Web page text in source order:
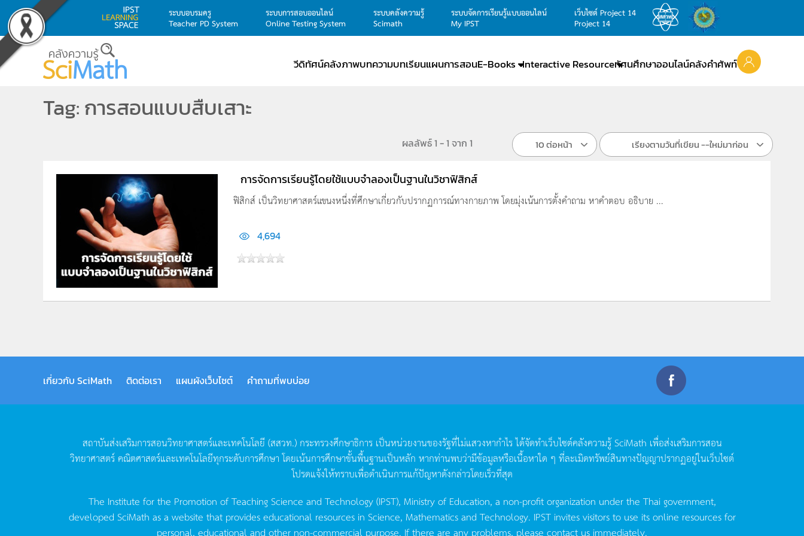
Skip to main content
ระบบอบรมครู
Teacher PD System
ระบบการสอบออนไลน์
Online Testing System
ระบบคลังความรู้
Scimath
ระบบจัดการเรียนรู้แบบออนไลน์
My IPST
เว็บไซต์ Project 14
Project 14
วีดิทัศน์คลังภาพบทความบทเรียนแผนการสอนE-Books Interactive Resourceทัศนศึกษาออนไลน์คลังคำศัพท์
Tag: การสอนแบบสืบเสาะ
ผลลัพธ์ 1 - 1 จาก 1 10 ต่อหน้า เรียงตามวันที่เขียน --ใหม่มาก่อน
การจัดการเรียนรู้โดยใช้แบบจำลองเป็นฐานในวิชาฟิสิกส์
ฟิสิกส์ เป็นวิทยาศาสตร์แขนงหนึ่งที่ศึกษาเกี่ยวกับปรากฏการณ์ทางกายภาพ โดยมุ่งเน้นการตั้งคำถาม หาคำตอบ อธิบาย ...
4,694
เกี่ยวกับ SciMath ติดต่อเรา แผนผังเว็บไซต์ คำถามที่พบบ่อย
สถาบันส่งเสริมการสอนวิทยาศาสตร์และเทคโนโลยี (สสวท.) กระทรวงศึกษาธิการ เป็นหน่วยงานของรัฐที่ไม่แสวงหากำไรได้จัดทำเว็บไซต์คลังความรู้SciMath เพื่อส่งเสริมการสอน
วิทยาศาสตร์คณิตศาสตร์และเทคโนโลยีทุกระดับการศึกษา โดยเน้นการศึกษาขั้นพื้นฐานเป็นหลัก หากท่านพบว่ามีข้อมูลหรือเนื้อหาใด ๆ ที่ละเมิดทรัพย์สินทางปัญญาปรากฏอยู่ในเว็บไซต์
โปรดแจ้งให้ทราบเพื่อดำเนินการแก้ปัญหาดังกล่าวโดยเร็วที่สุด
The Institute for the Promotion of Teaching Science and Technology (IPST), Ministry of Education, a non-profit organization under the Thai government,
developed SciMath as a website that provides educational resources in Science, Mathematics and Technology. IPST invites visitors to use its online resources for
personal, educational and other non-commercial purpose. If there are any problems, please contact us immediately.